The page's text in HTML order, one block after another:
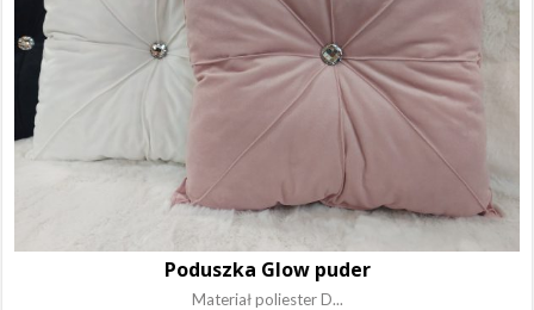
Poduszka Glow puder
Materiał poliester D...